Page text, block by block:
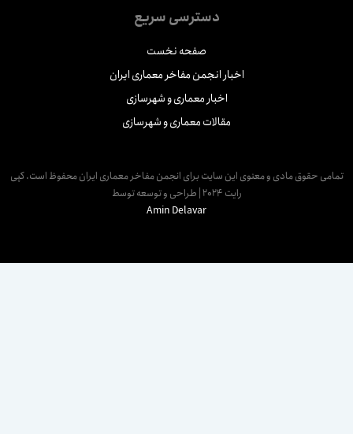
دسترسی سریع
صفحه نخست
اخبار انجمن مفاخر معماری ایران
اخبار معماری و شهرسازی
مقالات معماری و شهرسازی
حقوق مادی و معنوی این سایت برای انجمن مفاخر معماری ایران محفوظ است. کپی
رایت 2024 | طراحی و توسعه توسط
Amin Delavar